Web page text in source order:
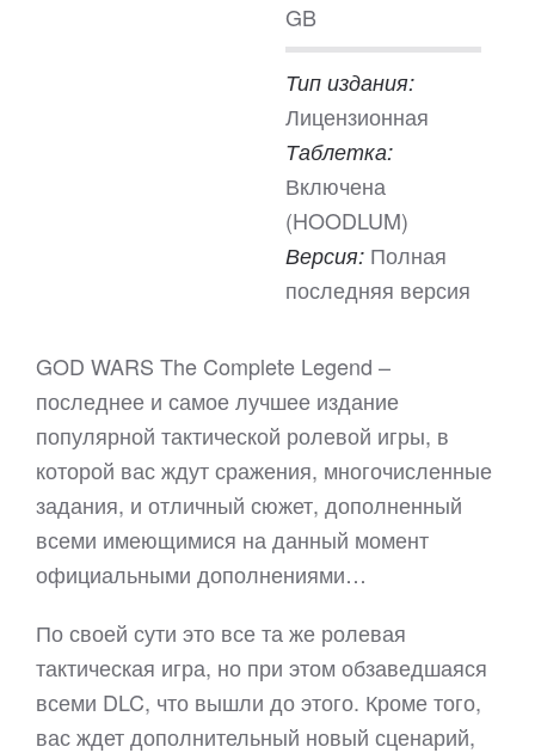
GB
Тип издания:
Лицензионная
Таблетка:
Включена
(HOODLUM)
Версия: Полная
последняя версия
GOD WARS The Complete Legend –
последнее и самое лучшее издание
популярной тактической ролевой игры, в
которой вас ждут сражения, многочисленные
задания, и отличный сюжет, дополненный
всеми имеющимися на данный момент
официальными дополнениями…
По своей сути это все та же ролевая
тактическая игра, но при этом обзаведшаяся
всеми DLC, что вышли до этого. Кроме того,
вас ждет дополнительный новый сценарий,